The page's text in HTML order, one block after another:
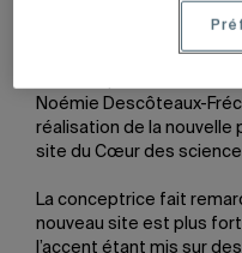
comme les Sprints de
Noémie Descôteaux-
réalisation de la nouvelle
site du Cœur des
La conceptrice fait
nouveau site est plus
l’accent étant mis sur